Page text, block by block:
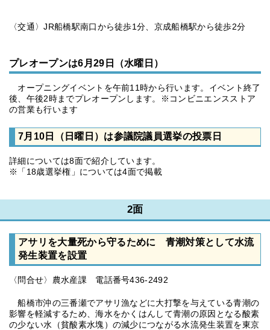
〈交通〉JR船橋駅南口から徒歩1分、京成船橋駅から徒歩2分
プレオープンは6月29日（水曜日）
オープニングイベントを午前11時から行います。イベント終了
後、午後2時までプレオープンします。※コンビニエンスストア
の営業も行います
7月10日（日曜日）は参議院議員選挙の投票日
詳細については8面で紹介しています。
※「18歳選挙権」については4面で掲載
2面
アサリを大量死から守るために 青潮対策として水流
発生装置を設置
〈問合せ〉農水産課 電話番号436-2492
船橋市沖の三番瀬でアサリ漁などに大打撃を与えている青潮の
影響を軽減するため、海水をかくはんして青潮の原因となる酸素
の少ない水（貧酸素水塊）の減少につながる水流発生装置を東京